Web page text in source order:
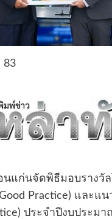
83
แก่นจัดพิธีมอบรางวัล
Practice) และแ
ประจำปีงบประม